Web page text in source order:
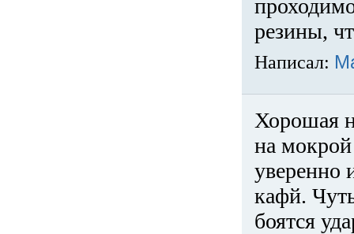
резины,
Написал:
Хорошая
на
уверенно
кафй.
боятся